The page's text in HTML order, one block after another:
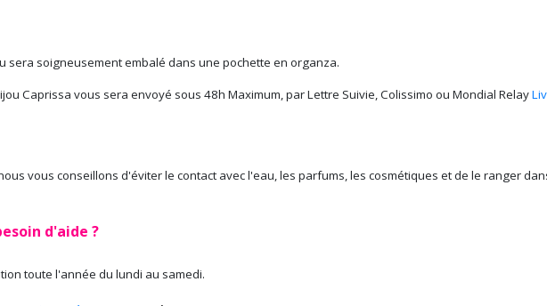
sera soigneusement embalé dans une pochette en organza.
Caprissa vous sera envoyé sous 48h Maximum, par Lettre Suivie, Colissimo ou Mondial Relay
vous conseillons d'éviter le contact avec l'eau, les parfums, les cosmétiques et de le ranger
d'aide ?
toute l'année du lundi au samedi.